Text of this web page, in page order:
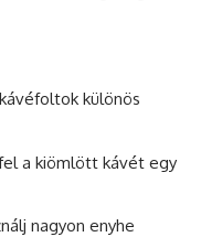
különös
a kiömlött kávét egy
nagyon enyhe